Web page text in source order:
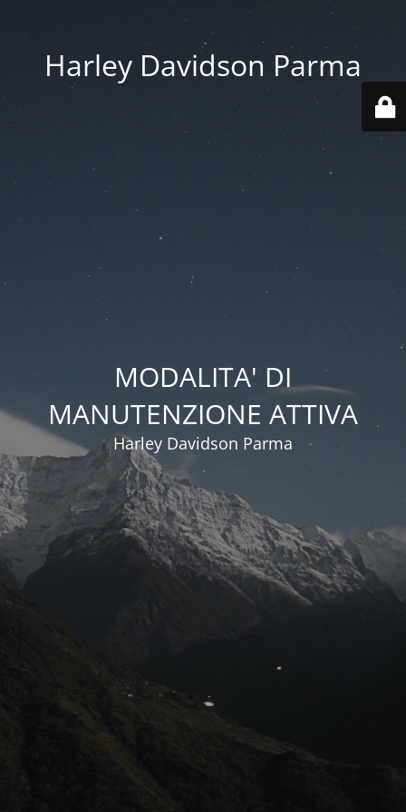
Harley Davidson Parma
MODALITA' DI
MANUTENZIONE ATTIVA
Harley Davidson Parma